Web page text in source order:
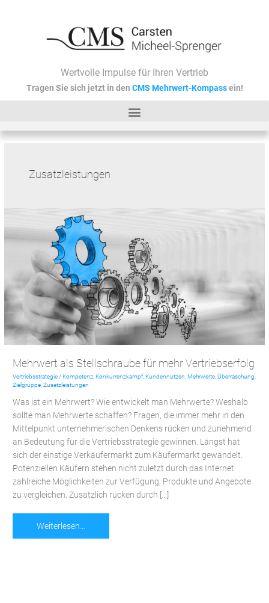
Wertvolle Impulse für Ihren Vertrieb
Tragen Sie sich jetzt in den CMS Mehrwert-Kompassein!
Zusatzleistungen
Mehrwert als Stellschraube für mehr Vertriebserfolg
Vertriebsstrategie /Kompetenz ,Konkurrenzkampf,Kundennutzen ,Mehrwerte ,Überraschung
Zielgruppe ,Zusatzleistungen
Was ist ein Mehrwert? Wie entwickelt man Mehrwerte? Weshalb
sollte man Mehrwerte schaffen? Fragen, die immer mehr in den
Mittelpunkt unternehmerischen Denkens rücken und zunehmend
an Bedeutung für die Vertriebsstrategie gewinnen. Längst hat
sich der einstige Verkäufermarkt zum Käufermarkt gewandelt.
Potenziellen Käufern stehen nicht zuletzt durch das Internet
zahlreiche Möglichkeiten zur Verfügung, Produkte und Angebote
zu vergleichen. Zusätzlich rücken durch […]
Mehrwert
Stellschraube
mehr
Vertriebserfolg
Weiterlesen…